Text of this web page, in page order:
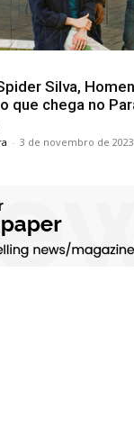
Silva,
que chega no
- 3 de novembro de 2023